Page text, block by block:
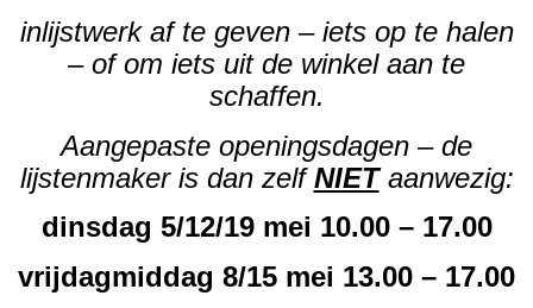
inlijstwerk af te geven – iets op te halen
– of om iets uit de winkel aan te
schaffen.
Aangepaste openingsdagen – de
lijstenmaker is dan zelfNIETaanwezig:
dinsdag 5/12/19 mei 10.00 – 17.00
vrijdagmiddag 8/15 mei 13.00 – 17.00